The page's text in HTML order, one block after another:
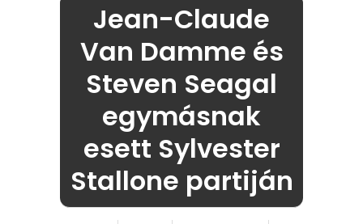
Jean-Claude
Van Damme és
Steven Seagal
egymásnak
esett Sylvester
Stallone partiján